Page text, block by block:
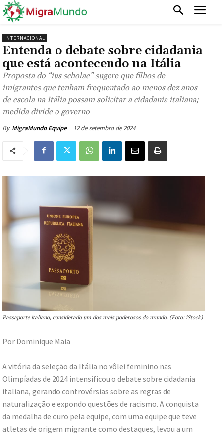
INTERNACIONAL
Entenda o debate sobre cidadania
que está acontecendo na Itália
Proposta do “ius scholae” sugere que filhos de
imigrantes que tenham frequentado ao menos dez anos
de escola na Itália possam solicitar a cidadania italiana;
medida divide o governo
By MigraMundo Equipe 12 de setembro de 2024
Passaporte italiano, considerado um dos mais poderosos do mundo. (Foto: iStock)
Por Dominique Maia
A vitória da seleção da Itália no vôlei feminino nas
Olimpíadas de 2024 intensificou o debate sobre cidadania
italiana, gerando controvérsias sobre as regras de
naturalização e expondo questões de racismo. A conquista
da medalha de ouro pela equipe, com uma equipe que teve
atletas de origem migrante como destaques, levou a um